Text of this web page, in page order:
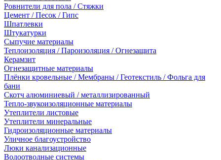
Ровнители для пола / Стяжки
Цемент / Песок / Гипс
Шпатлевки
Штукатурки
Сыпучие материалы
Теплоизоляция / Пароизоляция / Огнезащита
Керамзит
Огнезащитные материалы
Плёнки кровельные / Мембраны / Геотекстиль / Фольга для
бани
Скотч алюминиевый / металлизированный
Тепло-звукоизоляционные материалы
Утеплители листовые
Утеплители минеральные
Гидроизоляционные материалы
Уличное благоустройство
Люки канализационные
Водоотводные системы